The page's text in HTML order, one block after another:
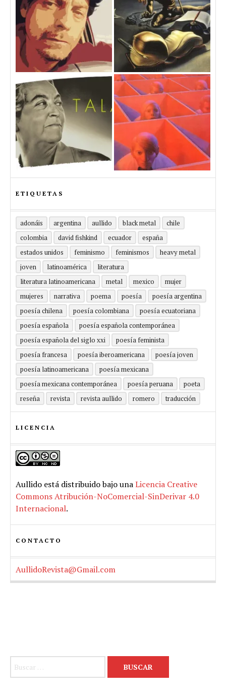
ETIQUETAS
adonáis argentina aullido black metal
chile
colombia
david fishkind ecuador
españa
estados unidos
feminismo feminismos
heavy metal
joven
latinoamérica
literatura
literatura latinoamericana
metal mexico
mujer
mujeres
narrativa poema poesía
poesía argentina
poesía chilena
poesía colombiana
poesía ecuatoriana
poesía española
poesía española contemporánea
poesía española del siglo xxi
poesía feminista
poesía francesa
poesía iberoamericana
poesía joven
poesía latinoamericana
poesía mexicana
poesía mexicana contemporánea
poesía peruana
poeta
reseña
revista revista aullido romero traducción
LICENCIA
Aullido está distribuido bajo unaLicencia Creative
Commons Atribución-NoComercial-SinDerivar 4.0
Internacional.
CONTACTO
AullidoRevista@Gmail.com